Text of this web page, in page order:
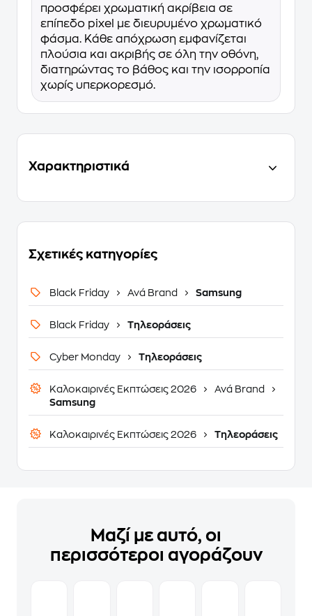
προσφέρει χρωματική ακρίβεια σε
επίπεδο pixel με διευρυμένο χρωματικό
φάσμα. Κάθε απόχρωση εμφανίζεται
πλούσια και ακριβής σε όλη την οθόνη,
διατηρώντας το βάθος και την ισορροπία
χωρίς υπερκορεσμό.
Χαρακτηριστικά
Σχετικές κατηγορίες
Black Friday Ανά Brand Samsung
Black Friday Τηλεοράσεις
Cyber Monday Τηλεοράσεις
Καλοκαιρινές Εκπτώσεις 2026
Ανά Brand
Samsung
Καλοκαιρινές Εκπτώσεις 2026 Τηλεοράσεις
Μαζί με αυτό, οι
περισσότεροι αγοράζουν